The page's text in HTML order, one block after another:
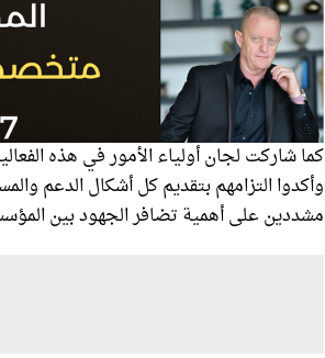
كما شاركت لجان أولياء الأمور في هذه
وأكدوا التزامهم بتقديم كل أشكال الدعم
مشددين على أهمية تضافر الجهود بين